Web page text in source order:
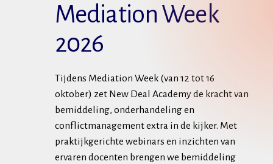
Mediation Week
2026
Tijdens Mediation Week (van 12 tot 16
oktober) zet New Deal Academy de kracht van
bemiddeling, onderhandeling en
conflictmanagement extra in de kijker. Met
praktijkgerichte webinars en inzichten van
ervaren docenten brengen we bemiddeling